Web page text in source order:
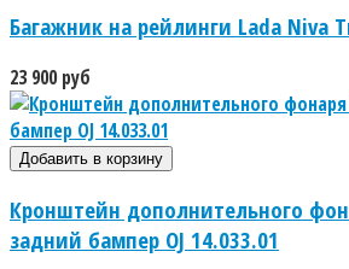
Багажник на рейлинги Lada Niva
23 900 руб
Кронштейн дополнительного
задний бампер OJ 14.033.01